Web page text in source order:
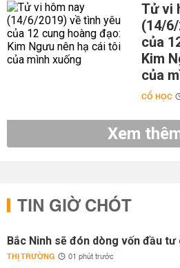
Tử vi
(14/
của
Kim
của
CỔ HỌC
Xem
TIN GIỜ CHÓT
Bắc Ninh sẽ đón dòng vốn đầu tư
THỊ TRƯỜNG 01 phút trước